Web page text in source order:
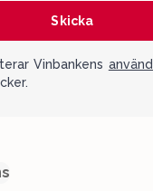
Skicka
Vinbankens